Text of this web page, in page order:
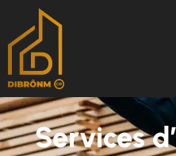
Services